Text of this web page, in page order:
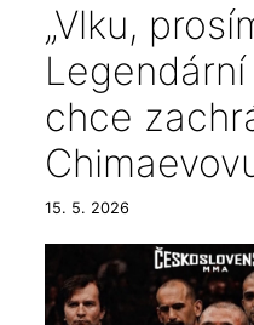
„Vlku,
chce
15. 5. 2026